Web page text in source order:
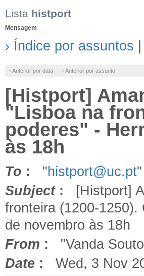
Lista histport
Mensagem
› Índice por assuntos
‹ Anterior por data ‹ Anterior por assunto
[Histport]
"Lisboa na
poderes" -
às 18h
To : "histport@uc.pt
Subject: [Histport]
fronteira (1200-
de novembro às 18h
From : "Vanda
Date : Wed, 3 Nov